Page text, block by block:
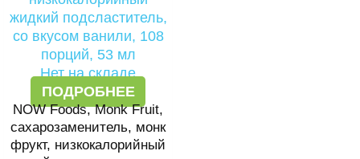
Нет на складе
ПОДРОБНЕЕ
NOW Foods, Monk Fruit,
сахарозаменитель, монк
фрукт, низкокалорийный